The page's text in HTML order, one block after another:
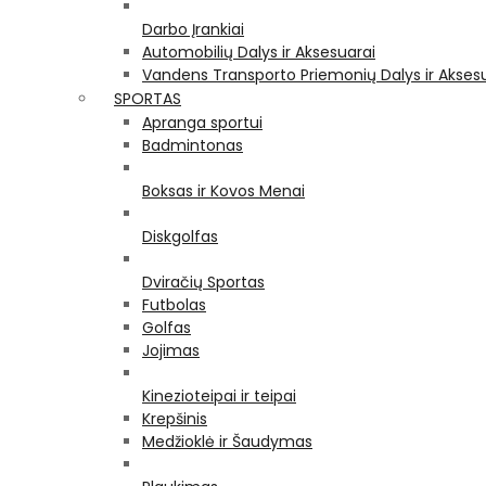
Darbo Įrankiai
Automobilių Dalys ir Aksesuarai
Vandens Transporto Priemonių Dalys ir
SPORTAS
Apranga sportui
Badmintonas
Boksas ir Kovos Menai
Diskgolfas
Dviračių Sportas
Futbolas
Golfas
Jojimas
Kinezioteipai ir teipai
Krepšinis
Medžioklė ir Šaudymas